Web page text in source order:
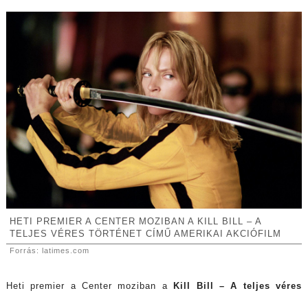
HETI PREMIER A CENTER MOZIBAN A KILL BILL – A
TELJES VÉRES TÖRTÉNET CÍMŰ AMERIKAI AKCIÓFILM
Forrás: latimes.com
Heti premier a Center moziban a
Kill Bill – A teljes véres